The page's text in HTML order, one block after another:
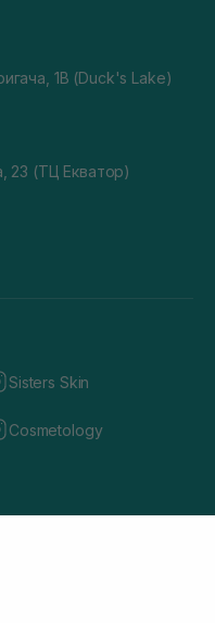
1В (Duck's Lake)
23 (ТЦ Екватор)
Sisters Skin
Cosmetology